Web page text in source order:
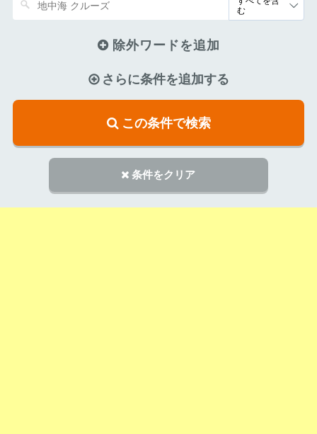
除外ワードを追加
さらに条件を追加する
この条件で検索
条件をクリア